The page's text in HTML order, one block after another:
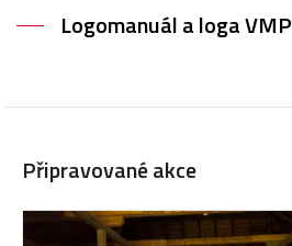
Logomanuál a loga VMP
Připravované akce